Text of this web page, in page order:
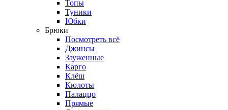
Топы
Туники
Юбки
Брюки
Посмотреть всё
Джинсы
Зауженные
Карго
Клёш
Кюлоты
Палаццо
Прямые